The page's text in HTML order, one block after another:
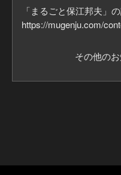
https://mugenju.com/
■まるごと保江邦夫メン
https://mugenju.com/
「まるごと保江邦夫」
https://mugenju.com/
その他の